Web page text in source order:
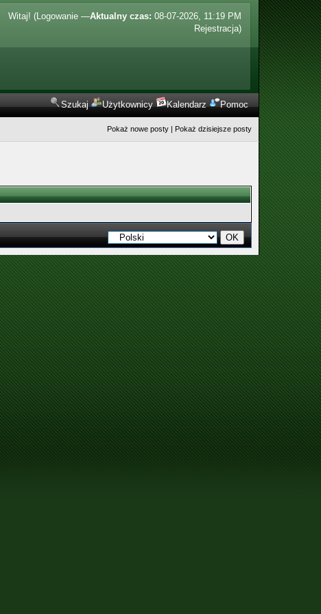
Aktualny czas: 08-07-2026, 11:19 PM
Witaj! (Logowanie —
Rejestracja)
Szukaj Użytkownicy Kalendarz Pomoc
Pokaż nowe posty | Pokaż dzisiejsze posty